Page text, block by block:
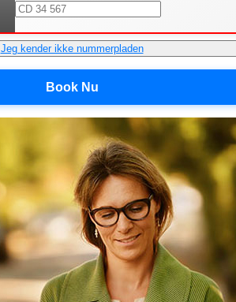
Jeg kender ikke nummerpladen
Book Nu